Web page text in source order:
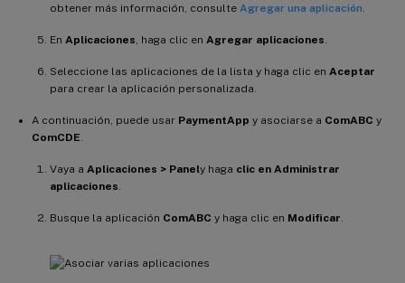
obtener más información, consulte Agregar una aplicación
En Aplicaciones , haga clic en Agregar aplicaciones
Seleccione las aplicaciones de la lista y haga clic en Aceptar
para crear la aplicación personalizada.
A continuación, puede usar PaymentApp y asociarse a ComABC y
ComCDE
Vaya a Aplicaciones > Panely haga clic en Administrar
aplicaciones
Busque la aplicación ComABC y haga clic en Modificar